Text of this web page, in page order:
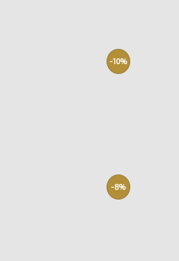
-10%
-8%